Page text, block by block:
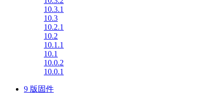
10.3.1
10.3
10.2.1
10.2
10.1.1
10.1
10.0.2
10.0.1
9 版固件